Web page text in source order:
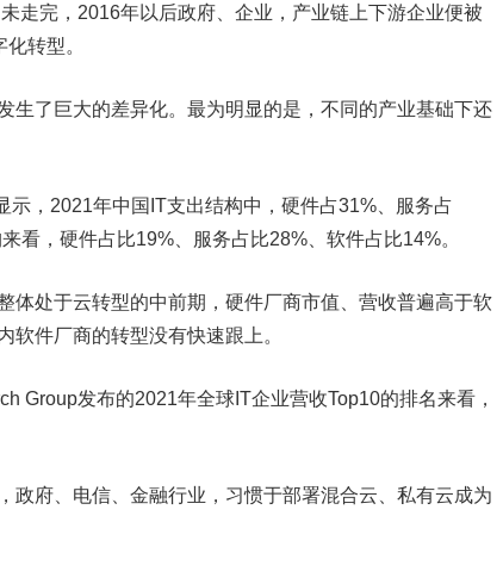
走完，2016年以后政府、企业，产业链上下游企业便被
转型。
生了巨大的差异化。最为明显的是，不同的产业基础下还
示，2021年中国IT支出结构中，硬件占31%、服务占
看，硬件占比19%、服务占比28%、软件占比14%。
体处于云转型的中前期，硬件厂商市值、营收普遍高于软
软件厂商的转型没有快速跟上。
Group发布的2021年全球IT企业营收Top10的排名来看，
政府、电信、金融行业，习惯于部署混合云、私有云成为